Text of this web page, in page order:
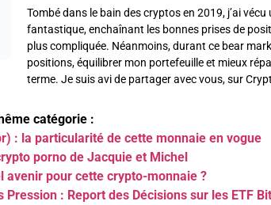
Tombé dans le bain des cryptos en 2019, j’ai
fantastique, enchaînant les bonnes prises de
plus compliquée. Néanmoins, durant ce bear
positions, équilibrer mon portefeuille et mieux
terme. Je suis avi de partager avec vous, sur
catégorie :
: la particularité de cette monnaie en vogue
porno de Jacquie et Michel
avenir pour cette crypto-monnaie ?
Pression : Report des Décisions sur les ETF